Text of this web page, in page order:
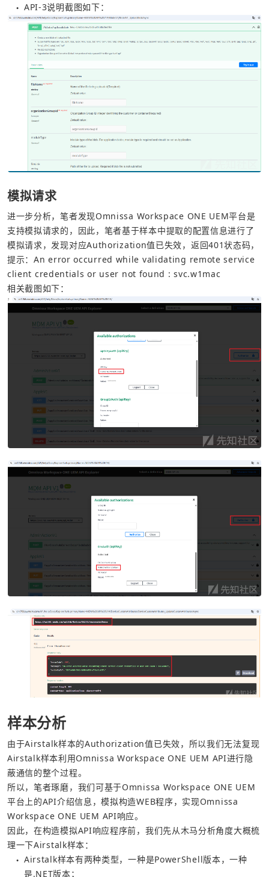
● API-3说明截图如下：
模拟请求
进一步分析，笔者发现Omnissa Workspace ONE UEM平台是
支持模拟请求的，因此，笔者基于样本中提取的配置信息进行了
模拟请求，发现对应Authorization值已失效，返回401状态码，
提示：An error occurred while validating remote service
client credentials or user not found : svc.w1mac
相关截图如下：
样本分析
由于Airstalk样本的Authorization值已失效，所以我们无法复现
Airstalk样本利用Omnissa Workspace ONE UEM API进行隐
蔽通信的整个过程。
所以，笔者琢磨，我们可基于Omnissa Workspace ONE UEM
平台上的API介绍信息，模拟构造WEB程序，实现Omnissa
Workspace ONE UEM API响应。
因此，在构造模拟API响应程序前，我们先从木马分析角度大概梳
理一下Airstalk样本：
●
Airstalk样本有两种类型，一种是PowerShell版本，一种
是.NET版本；